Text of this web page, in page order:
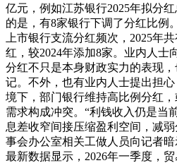
亿元，例如江苏银行2025年拟分
的是，有8家银行下调了分红比例
上市银行支流分红频次，2025年
红，较2024年添加8家。业内人士
分红不只是本身财政实力的表现
记。不外，也有业内人士提出担
境下，部门银行维持高比例分红
需求构成冲突。“利钱收入仍是当
息差收窄间接压缩盈利空间，减
事会办公室相关工做人员向记者
最新数据显示，2026年一季度，